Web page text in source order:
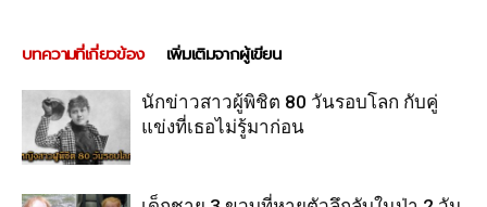
บทความที่เกี่ยวข้อง เพิ่มเติมจากผู้เขียน
นักข่าวสาวผู้พิชิต 80 วันรอบโลก กับคู่
แข่งที่เธอไม่รู้มาก่อน